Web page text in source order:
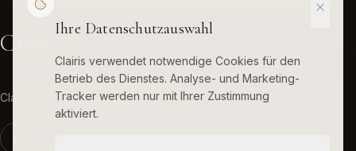
Clairis
Clairis · Symbolische Introspektion
Ihre Datenschutzauswahl
Clairis verwendet notwendige Cookies für den
Betrieb des Dienstes. Analyse- und Marketing-
Tracker werden nur mit Ihrer Zustimmung
aktiviert.